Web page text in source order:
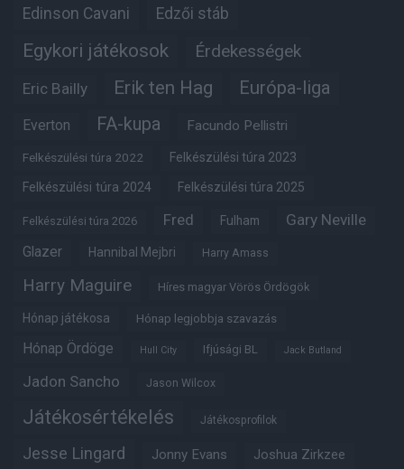
Edinson Cavani Edzői stáb
Egykori játékosok Érdekességek
Eric Bailly Erik ten Hag Európa-liga
Everton FA-kupa Facundo Pellistri
Felkészülési túra 2022 Felkészülési túra 2023
Felkészülési túra 2024 Felkészülési túra 2025
Felkészülési túra 2026 Fred Fulham Gary Neville
Glazer Hannibal Mejbri Harry Amass
Harry Maguire Híres magyar Vörös Ördögök
Hónap játékosa Hónap legjobbja szavazás
Hónap Ördöge Hull City Ifjúsági BL Jack Butland
Jadon Sancho Jason Wilcox
Játékosértékelés Játékosprofilok
Jesse Lingard Jonny Evans Joshua Zirkzee